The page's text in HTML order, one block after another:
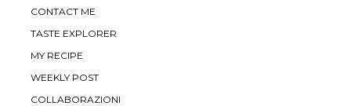
CONTACT ME
TASTE EXPLORER
MY RECIPE
WEEKLY POST
COLLABORAZIONI